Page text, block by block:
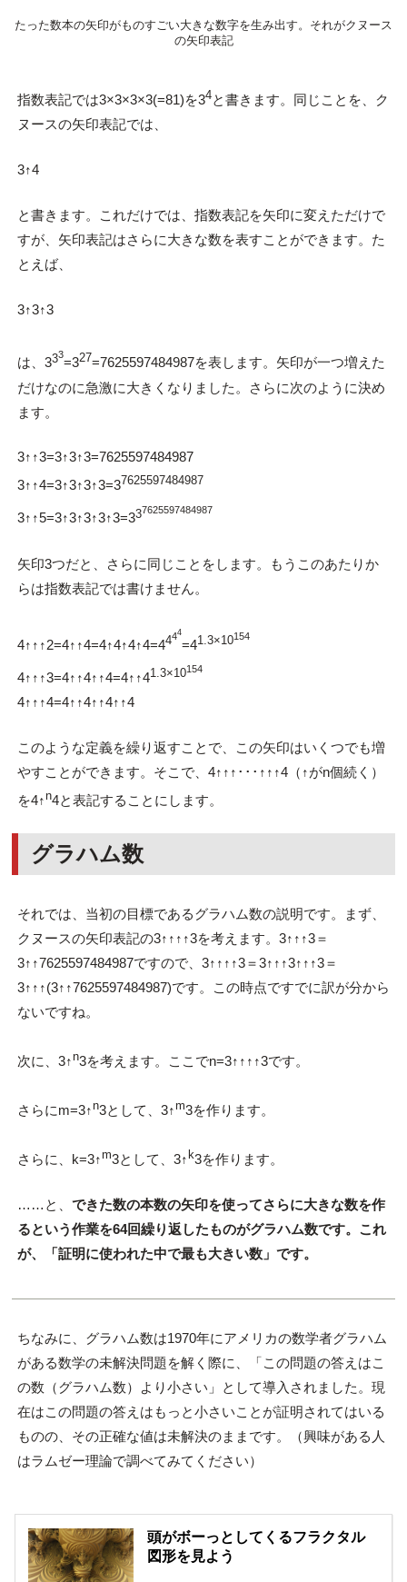
たった数本の矢印がものすごい大きな数字を生み出す。それがクヌース
の矢印表記
指数表記では3×3×3×3(=81)を34と書きます。同じことを、ク
ヌースの矢印表記では、
3↑4
と書きます。これだけでは、指数表記を矢印に変えただけで
すが、矢印表記はさらに大きな数を表すことができます。た
とえば、
3↑3↑3
は、333
=327=7625597484987を表します。矢印が一つ増えた
だけなのに急激に大きくなりました。さらに次のように決め
ます。
3↑↑3=3↑3↑3=7625597484987
3↑↑4=3↑3↑3↑3=37625597484987
3↑↑5=3↑3↑3↑3↑3=337625597484987
矢印3つだと、さらに同じことをします。もうこのあたりか
らは指数表記では書けません。
4↑↑↑2=4↑↑4=4↑4↑4↑4=4444
=41.3×10154
4↑↑↑3=4↑↑4↑↑4=4↑↑41.3×10154
4↑↑↑4=4↑↑4↑↑4↑↑4
このような定義を繰り返すことで、この矢印はいくつでも増
やすことができます。そこで、4↑↑↑･･･↑↑↑4（↑がn個続く）
を4↑n4と表記することにします。
グラハム数
それでは、当初の目標であるグラハム数の説明です。まず、
クヌースの矢印表記の3↑↑↑↑3を考えます。3↑↑↑3＝
3↑↑7625597484987ですので、3↑↑↑↑3＝3↑↑↑3↑↑↑3＝
3↑↑↑(3↑↑7625597484987)です。この時点ですでに訳が分から
ないですね。
次に、3↑n3を考えます。ここでn=3↑↑↑↑3です。
さらにm=3↑n3として、3↑m3を作ります。
さらに、k=3↑m3として、3↑ k3を作ります。
……と、 できた数の本数の矢印を使ってさらに大きな数を作
るという作業を64回繰り返したものがグラハム数です。これ
が、「証明に使われた中で最も大きい数」です。
ちなみに、グラハム数は1970年にアメリカの数学者グラハム
がある数学の未解決問題を解く際に、「この問題の答えはこ
の数（グラハム数）より小さい」として導入されました。現
在はこの問題の答えはもっと小さいことが証明されてはいる
ものの、その正確な値は未解決のままです。（興味がある人
はラムゼー理論で調べてみてください）
頭がボーっとしてくるフラクタル
図形を見よう